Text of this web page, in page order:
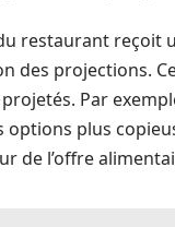
restaurant reçoit
des projections.
Par
options plus
de l’offre